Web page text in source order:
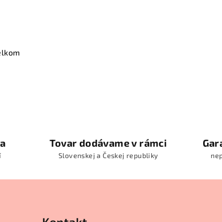
Tovar dodávame v rámci
Slovenskej a Českej republiky